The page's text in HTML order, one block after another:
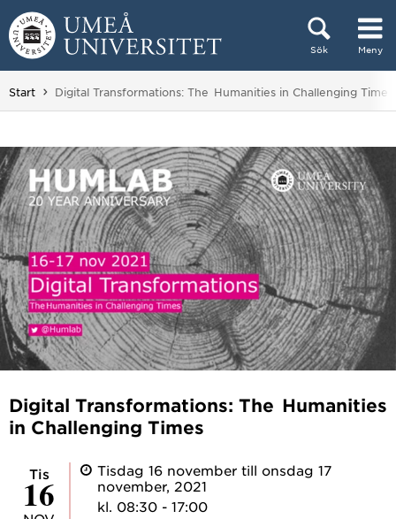
Hoppa direkt till innehållet
Sök Meny
Huvudmenyn dold.
Start Du är här:
Digital Transformations: The Humanities in Challenging Times
Digital Transformations: The Humanities
in Challenging Times
tis
16
Tisdag 16 november till onsdag 17
november, 2021
kl. 08:30 - 17:00